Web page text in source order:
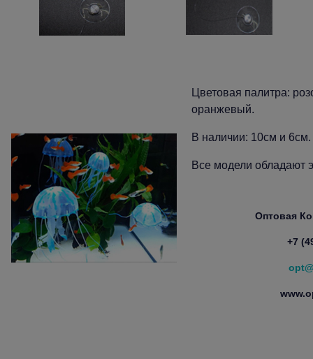
Цветовая палитра:
оранжевый.
В наличии: 10см и 6см.
Все модели обладают
Оптовая
+7